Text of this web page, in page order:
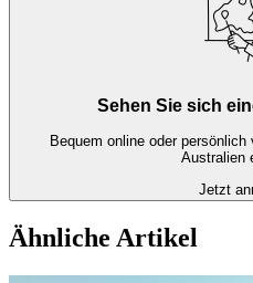
Sehen Sie sich
Bequem online oder
Australien
Jetzt
Ähnliche Artikel